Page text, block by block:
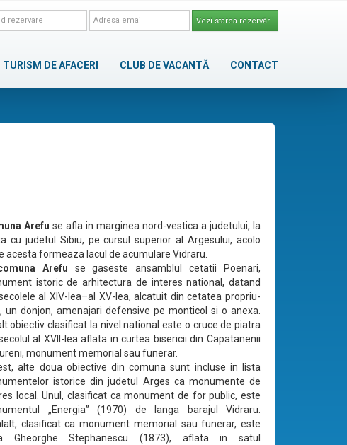
Vezi starea rezervării
TURISM DE AFACERI CLUB DE VACANTĂ CONTACT
Arefu se afla in marginea nord-vestica a judetului, la
cu judetul Sibiu, pe cursul superior al Argesului, acolo
acesta formeaza lacul de acumulare Vidraru.
Arefu se gaseste ansamblul cetatii Poenari,
istoric de arhitectura de interes national, datand
al XIV-lea–al XV-lea, alcatuit din cetatea propriu-
un donjon, amenajari defensive pe monticol si o anexa.
obiectiv clasificat la nivel national este o cruce de piatra
al XVII-lea aflata in curtea bisericii din Capatanenii
monument memorial sau funerar.
alte doua obiective din comuna sunt incluse in lista
istorice din judetul Arges ca monumente de
local. Unul, clasificat ca monument de for public, este
„Energia” (1970) de langa barajul Vidraru.
clasificat ca monument memorial sau funerar, este
Gheorghe Stephanescu (1873), aflata in satul